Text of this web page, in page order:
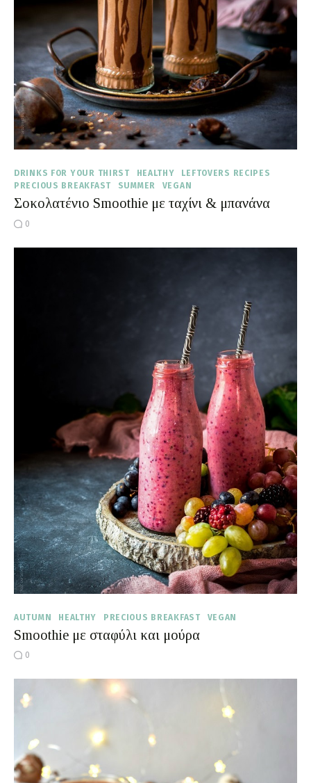
DRINKS FOR YOUR THIRST HEALTHY
LEFTOVERS RECIPES
PRECIOUS BREAKFAST
SUMMER VEGAN
Σοκολατένιο Smoothie με ταχίνι & μπανάνα
0
AUTUMN HEALTHY PRECIOUS BREAKFAST VEGAN
Smoothie με σταφύλι και μούρα
0